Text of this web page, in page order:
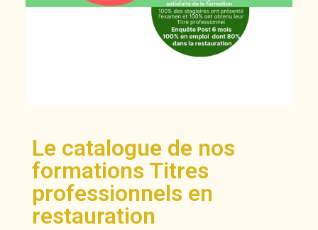
Le catalogue de nos
formations Titres
professionnels en
restauration